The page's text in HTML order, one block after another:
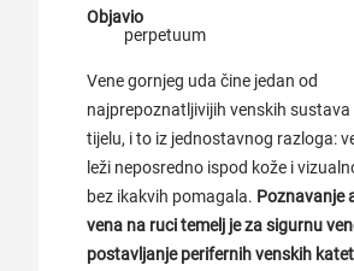
Objavio
perpetuum
Vene gornjeg uda čine jedan od
najprepoznatljivijih venskih sustava
tijelu, i to iz jednostavnog razloga:
leži neposredno ispod kože i
bez ikakvih pomagala. Poznavanje
vena na ruci temelj je za sigurnu
postavljanje perifernih venskih